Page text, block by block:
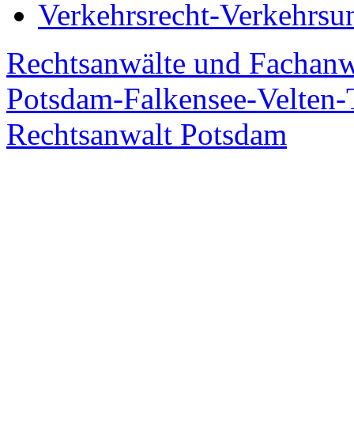
Verkehrsrecht-
Rechtsanwälte und
Potsdam-Falkensee-
Rechtsanwalt Potsdam